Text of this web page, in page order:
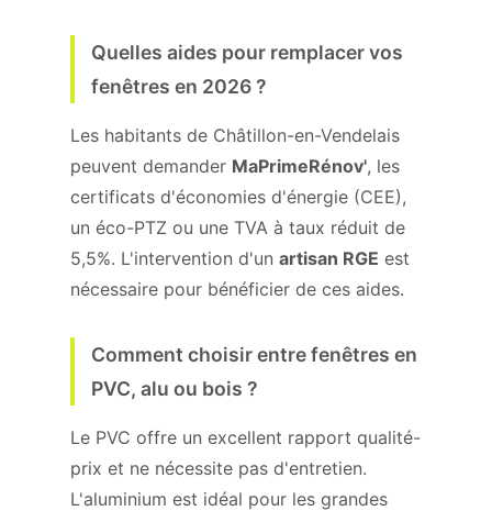
Quelles aides pour remplacer vos
fenêtres en 2026 ?
Les habitants de Châtillon-en-Vendelais
peuvent demander MaPrimeRénov', les
certificats d'économies d'énergie (CEE),
un éco-PTZ ou une TVA à taux réduit de
5,5%. L'intervention d'un artisan RGE est
nécessaire pour bénéficier de ces aides.
Comment choisir entre fenêtres en
PVC, alu ou bois ?
Le PVC offre un excellent rapport qualité-
prix et ne nécessite pas d'entretien.
L'aluminium est idéal pour les grandes